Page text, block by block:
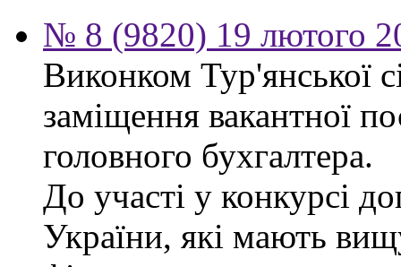
№ 8 (9820) 19 лютого
Виконком Тур'янської
заміщення вакантної
головного бухгалтера.
До участі у конкурсі
України, які мають